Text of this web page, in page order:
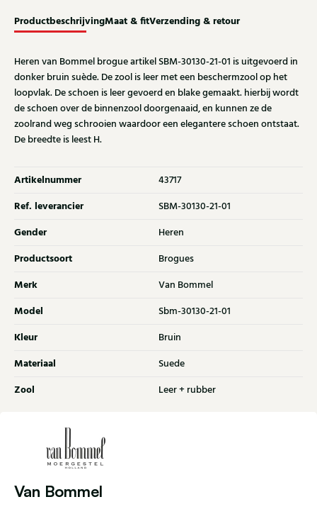
ProductbeschrijvingMaat & fitVerzending & retour
Heren van Bommel brogue artikel SBM-30130-21-01 is uitgevoerd in
donker bruin suède. De zool is leer met een beschermzool op het
loopvlak. De schoen is leer gevoerd en blake gemaakt. hierbij wordt
de schoen over de binnenzool doorgenaaid, en kunnen ze de
zoolrand weg schrooien waardoor een elegantere schoen ontstaat.
De breedte is leest H.
Artikelnummer 43717
Ref. leverancier SBM-30130-21-01
Gender Heren
Productsoort Brogues
Merk Van Bommel
Model Sbm-30130-21-01
Kleur Bruin
Materiaal Suede
Zool Leer + rubber
Van Bommel